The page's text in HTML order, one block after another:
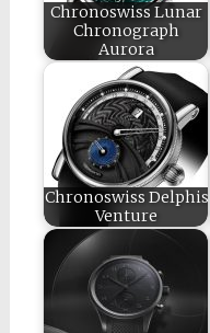
Chronoswiss Lunar
Chronograph
Aurora
Chronoswiss Delphis
Venture